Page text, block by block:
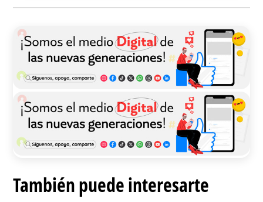
También puede interesarte